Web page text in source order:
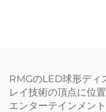
RMGのLED球形ディ
レイ技術の頂点に位
エンターテインメン